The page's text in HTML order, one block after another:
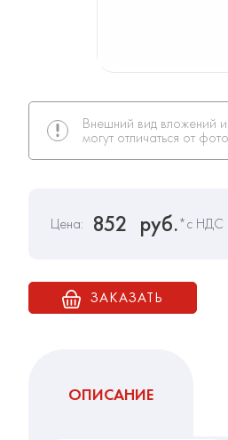
Внешний вид вложений
могут отличаться от
Цена: 852 руб.*с НДС
ЗАКАЗАТЬ
ОПИСАНИЕ